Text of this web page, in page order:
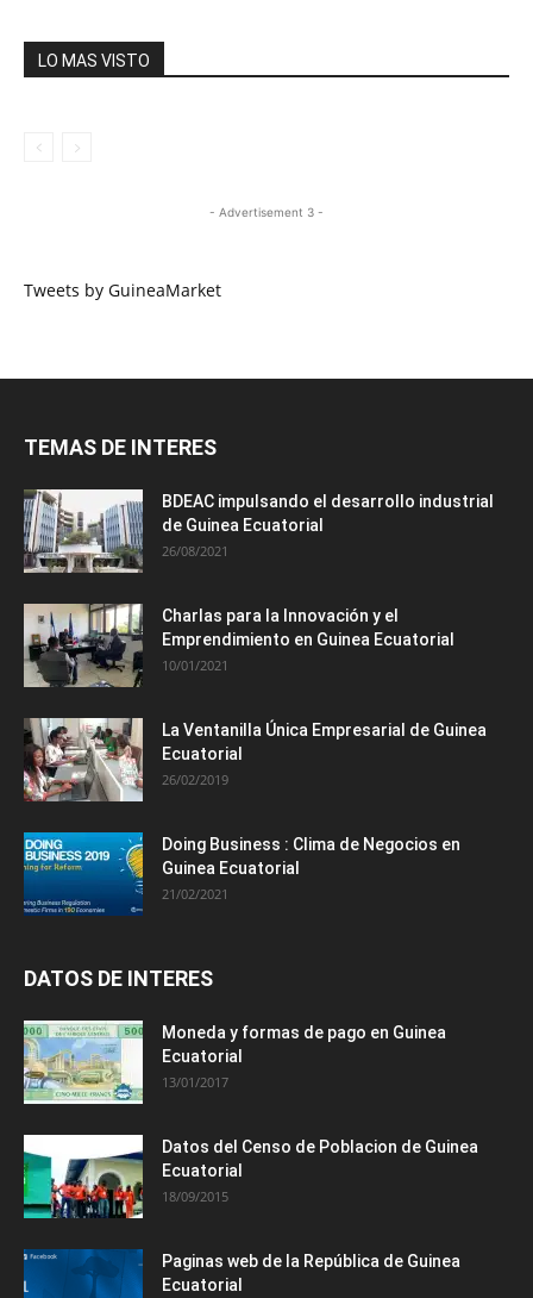
LO MAS VISTO
- Advertisement 3 -
Tweets by GuineaMarket
TEMAS DE INTERES
BDEAC impulsando el desarrollo industrial
de Guinea Ecuatorial
26/08/2021
Charlas para la Innovación y el
Emprendimiento en Guinea Ecuatorial
10/01/2021
La Ventanilla Única Empresarial de Guinea
Ecuatorial
26/02/2019
Doing Business : Clima de Negocios en
Guinea Ecuatorial
21/02/2021
DATOS DE INTERES
Moneda y formas de pago en Guinea
Ecuatorial
13/01/2017
Datos del Censo de Poblacion de Guinea
Ecuatorial
18/09/2015
Paginas web de la República de Guinea
Ecuatorial